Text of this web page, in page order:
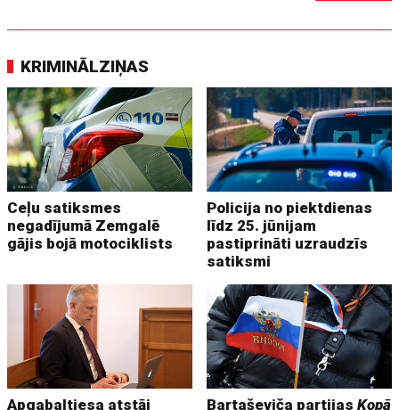
KRIMINĀLZIŅAS
Ceļu satiksmes
negadījumā Zemgalē
gājis bojā motociklists
Policija no piektdienas
līdz 25. jūnijam
pastiprināti uzraudzīs
satiksmi
Apgabaltiesa atstāj
Bartaševiča partijasKopā